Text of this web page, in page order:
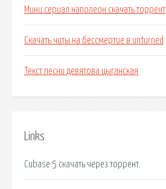
Мини сериал наполеон скачать торрент
Скачать читы на бессмертие в unturned
Текст песни девятова цыганская
Links
Cubase 5 скачать через торрент.